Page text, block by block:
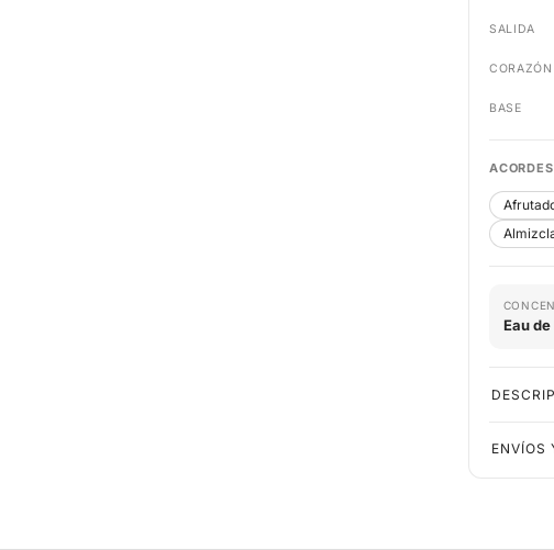
SALIDA
CORAZÓN
BASE
Eau
ENVÍOS